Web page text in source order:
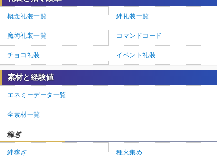
概念礼装一覧 絆礼装一覧
魔術礼装一覧 コマンドコード
チョコ礼装 イベント礼装
素材と経験値
エネミーデータ一覧
全素材一覧
稼ぎ
絆稼ぎ 種火集め